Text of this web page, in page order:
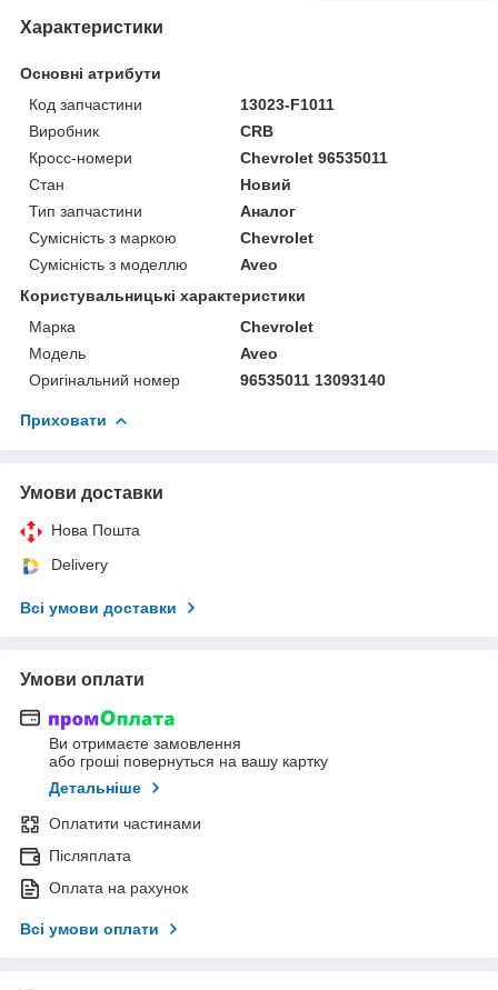
Характеристики
Основні атрибути
Код запчастини
13023-F1011
Виробник
CRB
Кросс-номери
Chevrolet 96535011
Стан
Новий
Тип запчастини
Аналог
Сумісність з маркою
Chevrolet
Сумісність з моделлю
Aveo
Користувальницькі характеристики
Марка
Chevrolet
Мoдель
Aveo
Оригінальний номер
96535011 13093140
Приховати
Умови доставки
Нова Пошта
Delivery
Всі умови доставки
Умови оплати
Ви отримаєте замовлення
або гроші повернуться на вашу картку
Детальніше
Оплатити частинами
Післяплата
Оплата на рахунок
Всі умови оплати